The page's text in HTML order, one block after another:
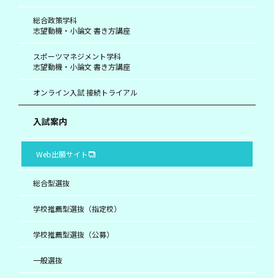
総合政策学科
志望動機・小論文 書き方講座
スポーツマネジメント学科
志望動機・小論文 書き方講座
オンライン入試 接続トライアル
入試案内
Web出願サイト
総合型選抜
学校推薦型選抜（指定校）
学校推薦型選抜（公募）
一般選抜